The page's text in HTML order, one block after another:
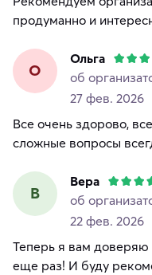
продуманно и
О
Ольга
об
27 фев. 2026
Все очень здорово,
сложные вопросы
В
Вера
об
22 фев. 2026
Теперь я вам доверяю
еще раз! И буду